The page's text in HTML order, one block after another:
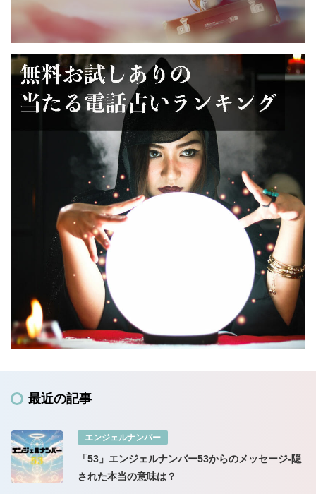
最近の記事
エンジェルナンバー
「53」エンジェルナンバー53からのメッセージ-隠
された本当の意味は？